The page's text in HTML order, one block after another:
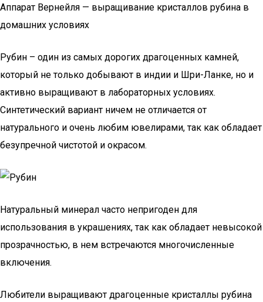
Аппарат Вернейля — выращивание кристаллов рубина в
домашних условиях
Рубин – один из самых дорогих драгоценных камней,
который не только добывают в индии и Шри-Ланке, но и
активно выращивают в лабораторных условиях.
Синтетический вариант ничем не отличается от
натурального и очень любим ювелирами, так как обладает
безупречной чистотой и окрасом.
Натуральный минерал часто непригоден для
использования в украшениях, так как обладает невысокой
прозрачностью, в нем встречаются многочисленные
включения.
Любители выращивают драгоценные кристаллы рубина